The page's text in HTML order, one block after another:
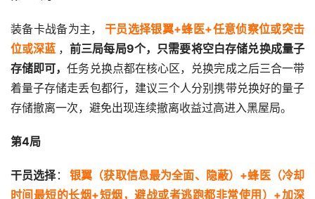
装备卡战备为主，
干员选择银翼+蜂医+任意侦察位或突击
位或深蓝 ， 前三局每局9个，只需要将空白存储兑换成量子
存储即可，任务兑换点都在核心区，兑换完成之后三合一带
着量子存储走丢包都行，建议三个人分别携带兑换好的量子
存储撤离一次，避免出现连续撤离收益过高进入黑屋局。
第4局
干员选择：
银翼（获取信息最为全面、隐蔽）+蜂医（冷却
时间最短的长烟+短烟，避战或者逃跑都非常使用）+加深